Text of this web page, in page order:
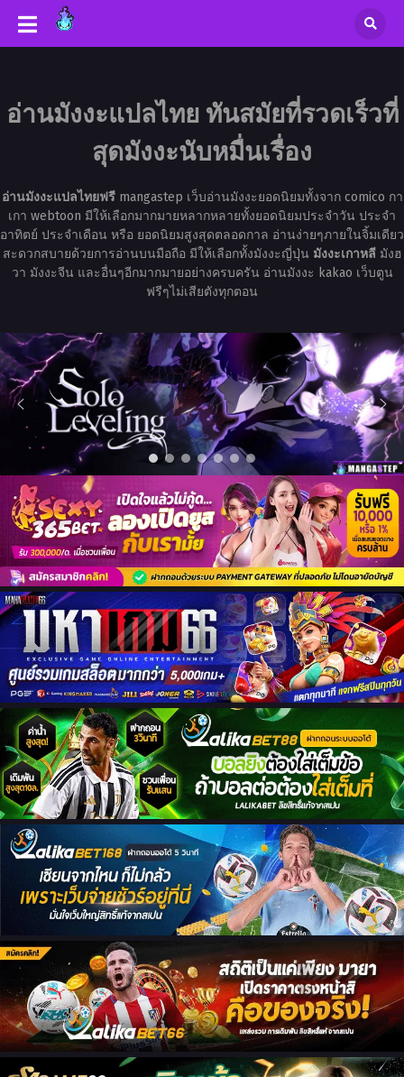
อ่านมังงะแปลไทย ทันสมัยที่รวดเร็วที่
สุดมังงะนับหมื่นเรื่อง
อ่านมังงะแปลไทยฟรีmangastep เว็บอ่านมังงะยอดนิยมทั้งจาก comico กา
เกา webtoon มีให้เลือกมากมายหลากหลายทั้งยอดนิยมประจำวัน ประจำ
อาทิตย์ ประจำเดือน หรือ ยอดนิยมสูงสุดตลอดกาล อ่านง่ายๆภายในจิ้มเดียว
สะดวกสบายด้วยการอ่านบนมือถือ มีให้เลือกทั้งมังงะญี่ปุ่น มังงะเกาหลีมังฮ
วา มังงะจีน และอื่นๆอีกมากมายอย่างครบครัน อ่านมังงะ kakao เว็บตูน
ฟรีๆไม่เสียตังทุกตอน